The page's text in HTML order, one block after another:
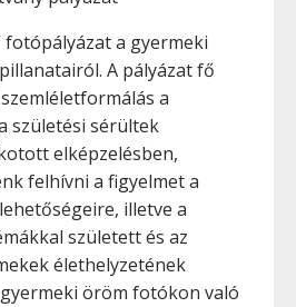
fotópályázat a gyermeki
A pályázat fő
a
születési sérültek
elképzelésben,
felhívni a figyelmet a
illetve a
született és az
élethelyzetének
öröm fotókon való